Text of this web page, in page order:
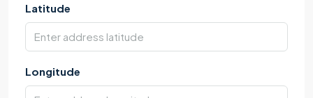
Latitude
Longitude